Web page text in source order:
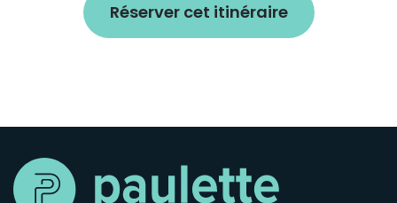
Réserver cet itinéraire